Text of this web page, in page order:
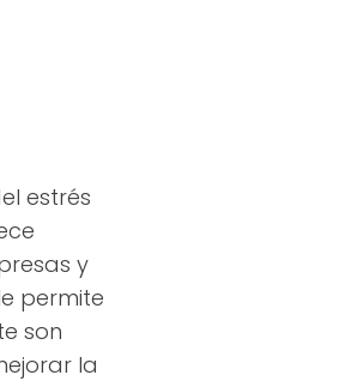
estrés
y
permite
son
la